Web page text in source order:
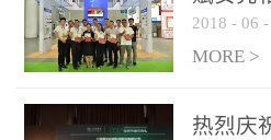
报早防的效果。 系统构
成示意图： 图像型火灾
和监控端两大部分组成。
慧消防
2018 - 06 -
MORE >
热烈庆